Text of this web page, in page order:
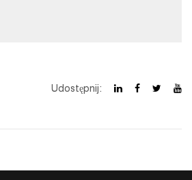
Udostępnij: